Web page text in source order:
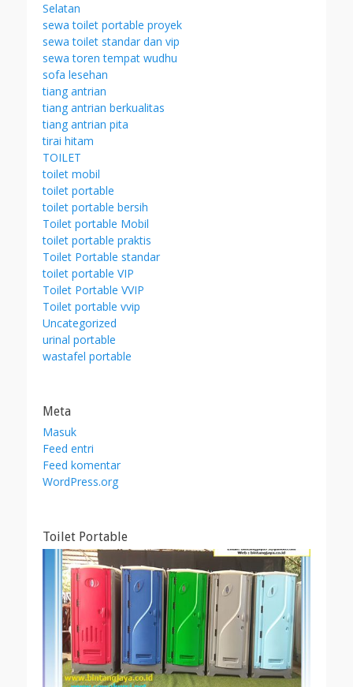
Selatan
sewa toilet portable proyek
sewa toilet standar dan vip
sewa toren tempat wudhu
sofa lesehan
tiang antrian
tiang antrian berkualitas
tiang antrian pita
tirai hitam
TOILET
toilet mobil
toilet portable
toilet portable bersih
Toilet portable Mobil
toilet portable praktis
Toilet Portable standar
toilet portable VIP
Toilet Portable VVIP
Toilet portable vvip
Uncategorized
urinal portable
wastafel portable
Meta
Masuk
Feed entri
Feed komentar
WordPress.org
Toilet Portable